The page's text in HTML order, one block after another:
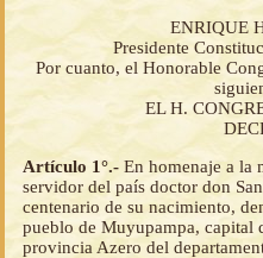
ENRIQUE
Presidente
Por cuanto, el Honorable
EL H.
Artículo 1°.- En homenaje a la
servidor del país doctor don
centenario de su nacimiento,
pueblo de Muyupampa, capital
provincia Azero del